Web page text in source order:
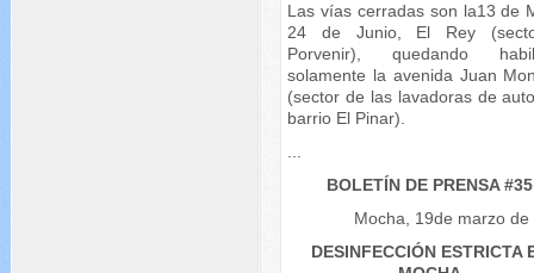
Las vías cerradas son la13 de
24 de Junio, El Rey
Porvenir), quedando
solamente la avenida Juan
(sector de las lavadoras de
barrio El Pinar).
BOLETÍN DE PRENSA #35
Mocha, 19de marzo de
DESINFECCIÓN ESTRICTA